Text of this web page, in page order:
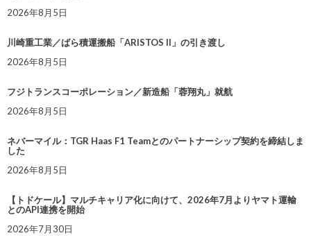
2026年8月5日
川崎重工業／ばら積運搬船「ARISTOS II」の引き渡し
2026年8月5日
フジトランスコーポレーション／新造船「蓉翔丸」就航
2026年8月5日
ネバーマイル：TGR Haas F1 Teamとのパートナーシップ契約を締結しま
した
2026年8月5日
【トドケール】マルチキャリア化に向けて、2026年7月よりヤマト運輸
とのAPI連携を開始
2026年7月30日